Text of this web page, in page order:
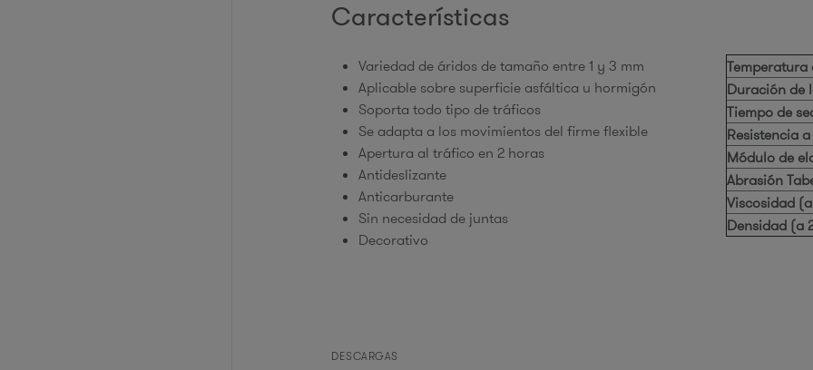
Características
Variedad de áridos de tamaño entre 1 y 3 mm
Aplicable sobre superficie asfáltica u hormigón
Soporta todo tipo de tráficos
Se adapta a los movimientos del firme flexible
Apertura al tráfico en 2 horas
Antideslizante
Anticarburante
Sin necesidad de juntas
Decorativo
Duración de
Tiempo de
Resistencia
Módulo de
Abrasión
Viscosidad
Densidad (a
DESCARGAS